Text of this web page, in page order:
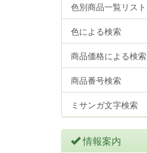
色別商品一覧リスト
色による検索
商品価格による検索
商品番号検索
ミサンガ文字検索
情報案内